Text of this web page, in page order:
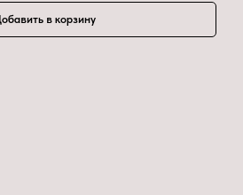
в корзину